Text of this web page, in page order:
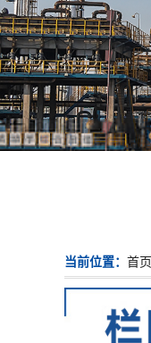
当前位置： 首页